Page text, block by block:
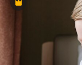
Premium